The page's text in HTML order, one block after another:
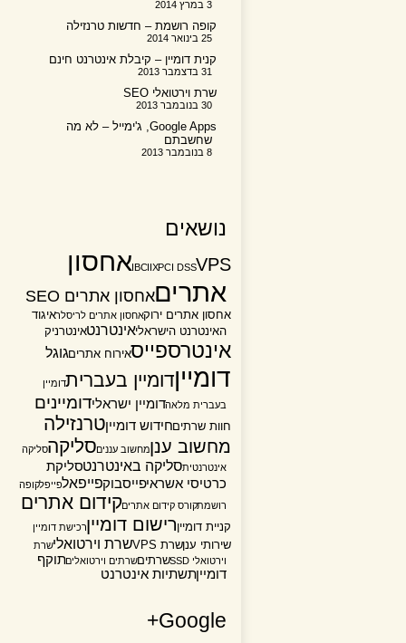
קופה רושמת – חדשות טרנזילה
קנית דומיין – קיבלת אינטרנט חינם
שרת וירטואלי SEO
Google Apps, ג'ימייל – לא מה
שחשבתם
נושאים
IBCIIXPCI DSSVPS
אחסון
אתריםאחסון אתרים SEO
אחסון אתרים ירוק אחסון אתרים לריסלראיגוד
האינטרנט הישראליאינטרנטאינטרניק
אינטרספייס אירוח אתריםגוגל
דומייןדומיין בעבריתדומיין
בעברית מלאהדומיין ישראלידומיינים
חוות שרתיםחידוש דומייןטרנזילה
מחשוב ענןמחשוב ענניםסליקהסליקה
אינטרנטיתסליקה באינטרנטסליקת
כרטיסי אשראיפייסבוקפייפאלפייפלקופה
רושמתקורס קידום אתריםקידום אתרים
קניית דומייןרישום דומייןרכישת דומיין
שירותי ענןשרת VPS שרת וירטואלישרת
וירטואלי SSD
שרתיםשרתים וירטואליםתוקף
דומייןתשתיות אינטרנט
Google+